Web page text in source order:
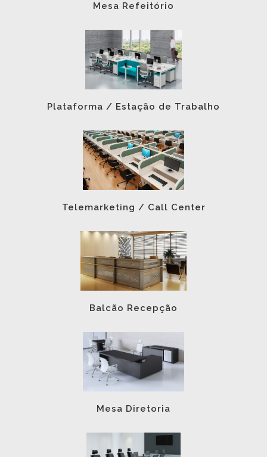
Mesa Refeitório
Plataforma / Estação de Trabalho
Telemarketing / Call Center
Balcão Recepção
Mesa Diretoria